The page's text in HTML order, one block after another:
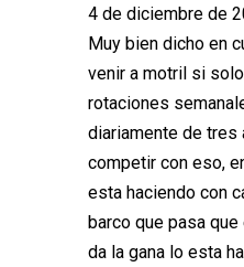
4 de diciembre de
Muy bien dicho en
venir a motril si
rotaciones
diariamente de tres
competir con eso,
esta haciendo con
barco que pasa
da la gana lo esta